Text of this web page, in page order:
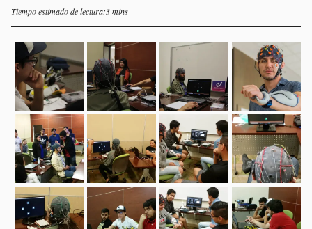
Tiempo estimado de lectura:3 mins